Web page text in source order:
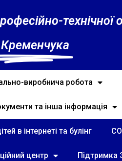
технічної
виробнича робота
та інша інформація
в інтернеті та булінг
центр Підтримка